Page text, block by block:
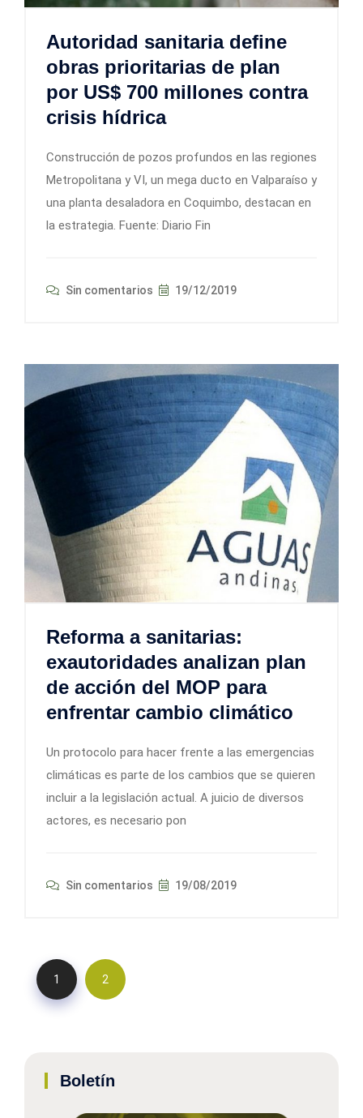
Autoridad sanitaria define
obras prioritarias de plan
por US$ 700 millones contra
crisis hídrica
Construcción de pozos profundos en las regiones
Metropolitana y VI, un mega ducto en Valparaíso y
una planta desaladora en Coquimbo, destacan en
la estrategia. Fuente: Diario Fin
Sin comentarios 19/12/2019
Reforma a sanitarias:
exautoridades analizan plan
de acción del MOP para
enfrentar cambio climático
Un protocolo para hacer frente a las emergencias
climáticas es parte de los cambios que se quieren
incluir a la legislación actual. A juicio de diversos
actores, es necesario pon
Sin comentarios 19/08/2019
1 2
Boletín